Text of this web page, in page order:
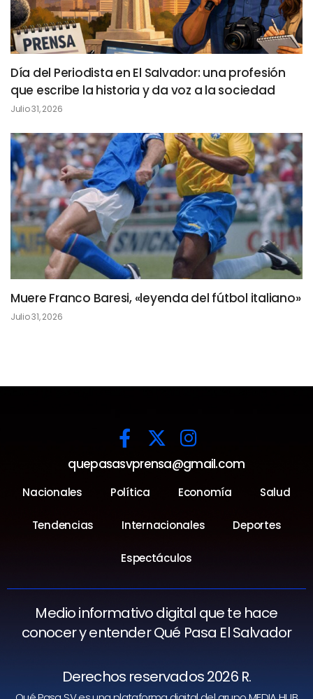
Día del Periodista en El Salvador: una profesión
que escribe la historia y da voz a la sociedad
Julio 31, 2026
Muere Franco Baresi, «leyenda del fútbol italiano»
Julio 31, 2026
quepasasvprensa@gmail.com
Nacionales Política Economía Salud
Tendencias Internacionales Deportes
Espectáculos
Medio informativo digital que te hace
conocer y entender Qué Pasa El Salvador
Derechos reservados 2026 R.